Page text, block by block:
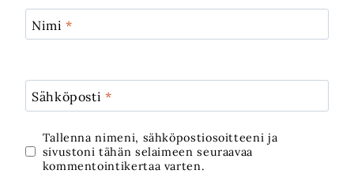
Nimi*
Sähköposti*
Tallenna nimeni, sähköpostiosoitteeni ja
sivustoni tähän selaimeen seuraavaa
kommentointikertaa varten.